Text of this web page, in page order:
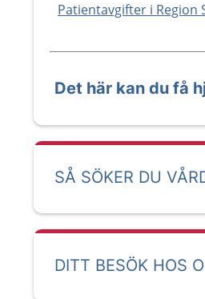
Patientavgifter i Region
Det här kan du få
SÅ SÖKER DU
DITT BESÖK HOS